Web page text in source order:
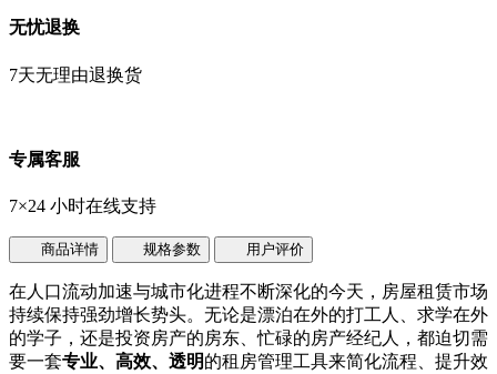
无忧退换
7天无理由退换货
专属客服
7×24 小时在线支持
商品详情 规格参数 用户评价
在人口流动加速与城市化进程不断深化的今天，房屋租赁市场
持续保持强劲增长势头。无论是漂泊在外的打工人、求学在外
的学子，还是投资房产的房东、忙碌的房产经纪人，都迫切需
要一套专业、高效、透明的租房管理工具来简化流程、提升效